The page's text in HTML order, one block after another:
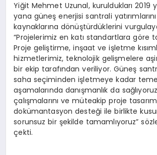
Yiğit Mehmet Uzunal, kuruldukları 2019
yana güneş enerjisi santrali
kaynaklarına dönüştürdüklerini
“Projelerimiz en katı standartlara göre
Proje geliştirme, inşaat ve işletme
hizmetlerimiz, teknolojik gelişmelere
bir ekip tarafından veriliyor. Güneş
saha seçiminden işletmeye kadar
aşamalarında danışmanlık da
çalışmalarını ve müteakip proje
dokümantasyon desteği ile birlikte
sorunsuz bir şekilde tamamlıyoruz”
çekti.